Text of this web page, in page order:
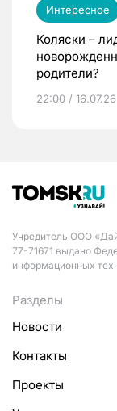
Интересное
Коляски –
родители?
22:00 / 16.07.26
Учредитель ООО
77-71671 выдано
информационных
Разделы
Новости
Контакты
Проекты